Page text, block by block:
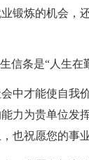
锻炼的机会，
信条是“人生
中才能使自我
力为贵单位发
也祝愿您的事